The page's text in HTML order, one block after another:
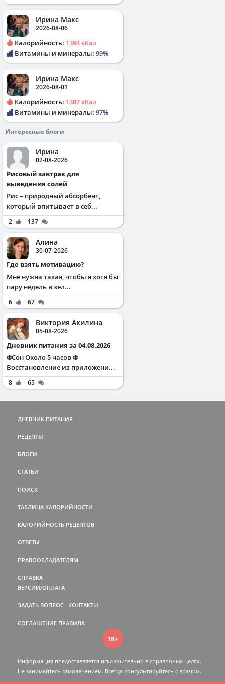
Ирина Макс
2026-08-06
Калорийность: 1394 кКал
Витамины и минералы: 99%
Ирина Макс
2026-08-01
Калорийность: 1387 кКал
Витамины и минералы: 97%
Интересные блоги
Ирина
02-08-2026
Рисовый завтрак для
выведения солей
Рис – природный абсорбент,
который впитывает в себ...
2 137
Алина
30-07-2026
Где взять мотивацию?
Мне нужна такая, чтобы я хотя бы
пару недель в зел...
6 67
Виктория Акилина
05-08-2026
Дневник питания за 04.08.2026
❄️Сон Около 5 часов ❄️
Восстановление из приложени...
8 65
ДНЕВНИК ПИТАНИЯ
РЕЦЕПТЫ
БЛОГИ
СТАТЬИ
ПОИСК
ТАБЛИЦА КАЛОРИЙНОСТИ
КАЛОРИЙНОСТЬ РЕЦЕПТОВ
ОТВЕТЫ
ПРАВООБЛАДАТЕЛЯМ
СПРАВКА
ВЕРСИИ/ОПЛАТА
ЗАДАТЬ ВОПРОС КОНТАКТЫ
СОГЛАШЕНИЕ ПРАВИЛА
18+
Информация предоставляется исключительно в справочных целях.
Не занимайтесь самолечением. Всегда консультируйтесь c врачом.